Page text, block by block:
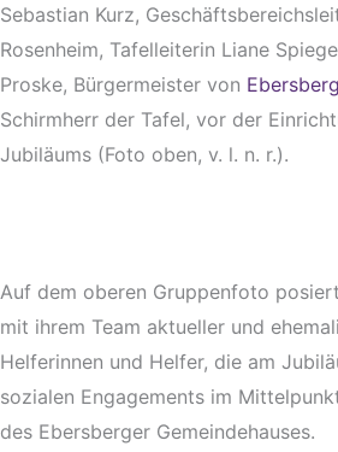
Sebastian Kurz,
Rosenheim, Tafelleiterin Liane
Proske, Bürgermeister von Ebersberg
Schirmherr der Tafel, vor der
Jubiläums (Foto oben, v. l. n. r.).
Auf dem oberen Gruppenfoto
mit ihrem Team aktueller und
Helferinnen und Helfer, die am
sozialen Engagements im
des Ebersberger Gemeindehauses.